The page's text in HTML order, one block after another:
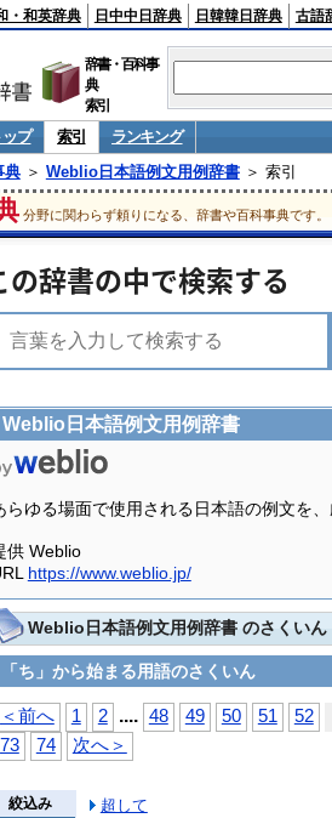
・和英辞典 日中中日辞典 日韓韓日辞典 古語
辞書・百科事
典
索引
プ 索引
ランキング
典＞ Weblio日本語例文用例辞書＞ 索引
分野に関わらず頼りになる、辞書や百科事典です。
の辞書の中で検索する
Weblio日本語例文用例辞書
らゆる場面で使用される日本語の例文を
供 Weblio
https://www.weblio.jp/
Weblio日本語例文用例辞書 のさくいん
「ち」から始まる用語のさくいん
＜前へ 1 2 .... 48 49 50 51 52
73
74 次へ＞
絞込み
超して